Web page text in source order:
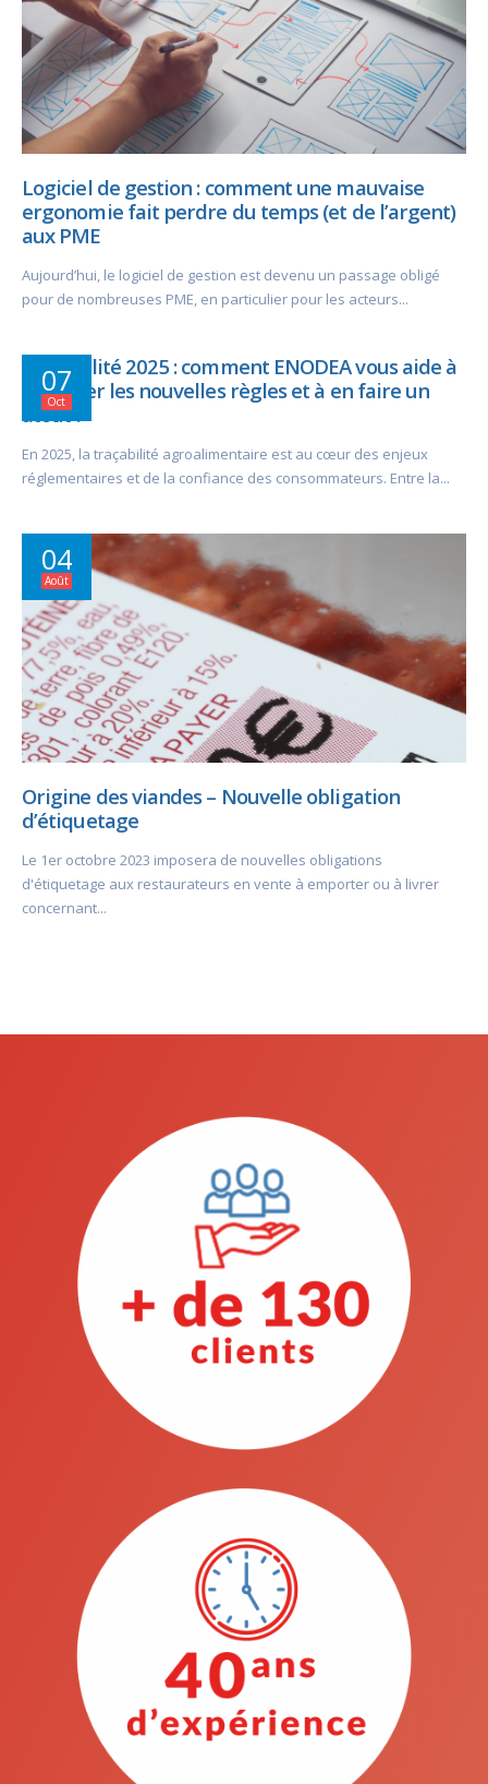
Logiciel de gestion : comment une mauvaise
ergonomie fait perdre du temps (et de l’argent)
aux PME
Aujourd’hui, le logiciel de gestion est devenu un passage obligé
pour de nombreuses PME, en particulier pour les acteurs...
07
Oct
Traçabilité 2025 : comment ENODEA vous aide à
anticiper les nouvelles règles et à en faire un
atout ?
En 2025, la traçabilité agroalimentaire est au cœur des enjeux
réglementaires et de la confiance des consommateurs. Entre la...
04
Août
Origine des viandes – Nouvelle obligation
d’étiquetage
Le 1er octobre 2023 imposera de nouvelles obligations
d'étiquetage aux restaurateurs en vente à emporter ou à livrer
concernant...